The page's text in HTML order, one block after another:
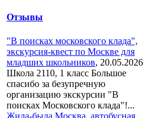
Отзывы
"В поисках московского клада",
экскурсия-квест по Москве для
младших школьников, 20.05.2026
Школа 2110, 1 класс Большое
спасибо за безупречную
организацию экскурсии "В
поисках Московского клада"!...
Жила-была Москва, автобусная